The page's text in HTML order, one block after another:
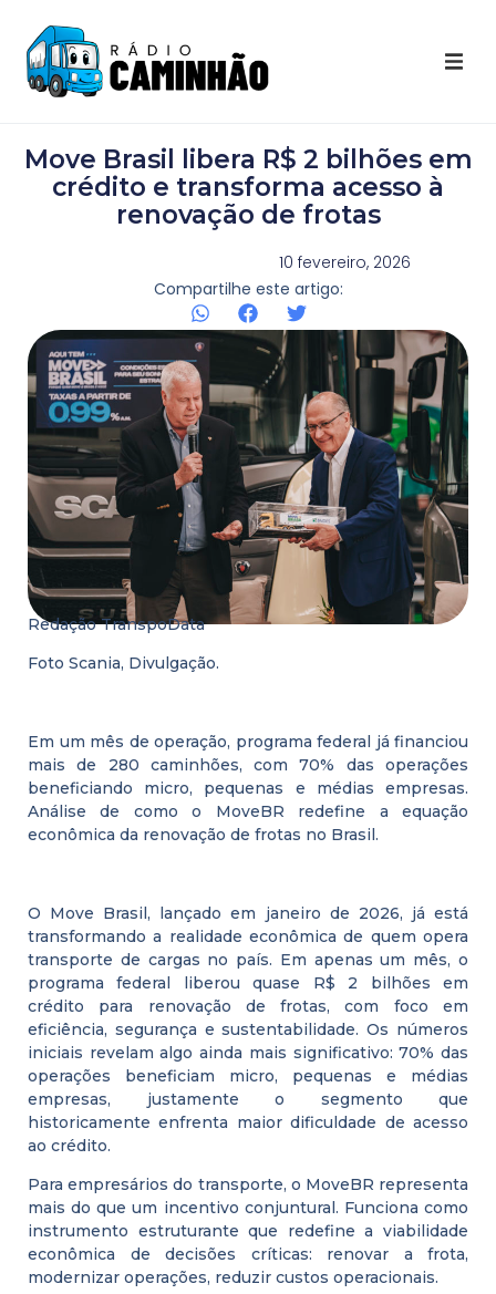
Destaques Youtube
Galeria de Fotos
Agenda
Contato
Move Brasil libera R$ 2 bilhões em
crédito e transforma acesso à
renovação de frotas
10 fevereiro, 2026
Compartilhe este artigo:
Redação TranspoData
Foto Scania, Divulgação.
Em um mês de operação, programa federal já financiou
mais de 280 caminhões, com 70% das operações
beneficiando micro, pequenas e médias empresas.
Análise de como o MoveBR redefine a equação
econômica da renovação de frotas no Brasil.
O Move Brasil, lançado em janeiro de 2026, já está
transformando a realidade econômica de quem opera
transporte de cargas no país. Em apenas um mês, o
programa federal liberou quase R$ 2 bilhões em
crédito para renovação de frotas, com foco em
eficiência, segurança e sustentabilidade. Os números
iniciais revelam algo ainda mais significativo: 70% das
operações beneficiam micro, pequenas e médias
empresas, justamente o segmento que
historicamente enfrenta maior dificuldade de acesso
ao crédito.
Para empresários do transporte, o MoveBR representa
mais do que um incentivo conjuntural. Funciona como
instrumento estruturante que redefine a viabilidade
econômica de decisões críticas: renovar a frota,
modernizar operações, reduzir custos operacionais.